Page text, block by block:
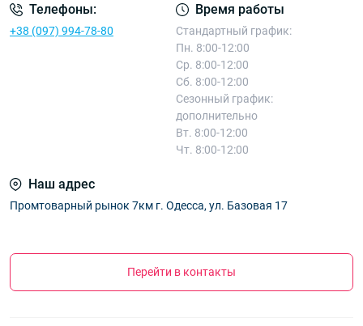
Телефоны:
+38 (097) 994-78-80
Время работы
Стандартный график:
Пн. 8:00-12:00
Ср. 8:00-12:00
Сб. 8:00-12:00
Сезонный график:
дополнительно
Вт. 8:00-12:00
Чт. 8:00-12:00
Наш адрес
Промтоварный рынок 7км г. Одесса, ул. Базовая 17
Перейти в контакты